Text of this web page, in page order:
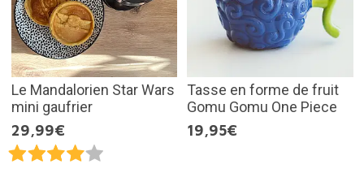
Le Mandalorien Star Wars
mini gaufrier
29,99€
Tasse en forme de fruit
Gomu Gomu One Piece
19,95€